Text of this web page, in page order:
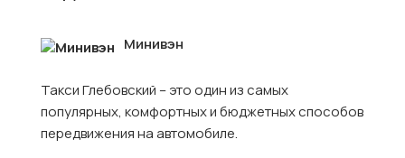
Минивэн
Такси Глебовский – это один из самых
популярных, комфортных и бюджетных способов
передвижения на автомобиле.